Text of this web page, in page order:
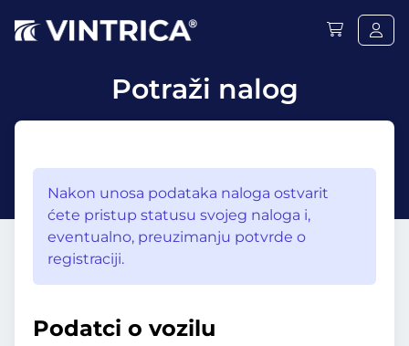
Potraži nalog
Nakon unosa podataka naloga ostvarit
ćete pristup statusu svojeg naloga i,
eventualno, preuzimanju potvrde o
registraciji.
Podatci o vozilu